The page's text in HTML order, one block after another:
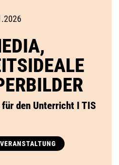
den Unterricht I TIS